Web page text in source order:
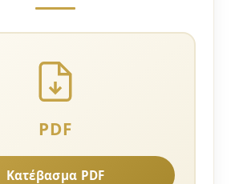
PDF
Κατέβασμα PDF